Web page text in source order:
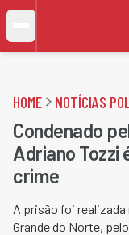
HOME NOTÍCIAS
Condenado
Adriano Tozzi
crime
A prisão foi realizada
Grande do Norte,